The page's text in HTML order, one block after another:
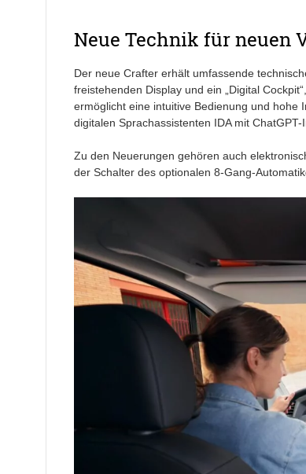
Neue Technik für neuen
Der neue Crafter erhält umfassende
freistehenden Display und ein „Digital
ermöglicht eine intuitive Bedienung und hohe
digitalen Sprachassistenten IDA mit ChatGPT-
Zu den Neuerungen gehören auch
der Schalter des optionalen 8-Gang-